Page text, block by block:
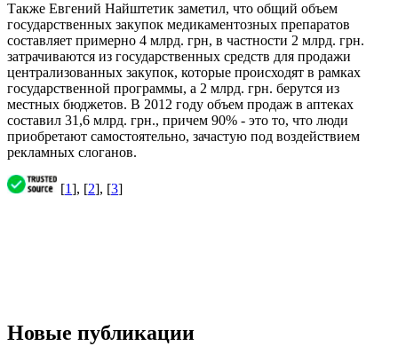
Также Евгений Найштетик заметил, что общий объем
государственных закупок медикаментозных препаратов
составляет примерно 4 млрд. грн, в частности 2 млрд. грн.
затрачиваются из государственных средств для продажи
централизованных закупок, которые происходят в рамках
государственной программы, а 2 млрд. грн. берутся из
местных бюджетов. В 2012 году объем продаж в аптеках
составил 31,6 млрд. грн., причем 90% - это то, что люди
приобретают самостоятельно, зачастую под воздействием
рекламных слоганов.
[1], [2], [3]
Новые публикации